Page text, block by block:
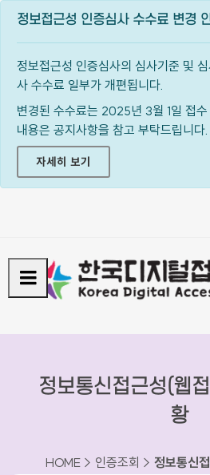
정보접근성 인증심사 수수료 변경
정보접근성 인증심사의 심사기준 및
사 수수료 일부가 개편됩니다.
변경된 수수료는 2025년 3월 1일 접
내용은 공지사항을 참고 부탁드립니다
자세히 보기
정보통신접근성(웹
황
HOME > 인증조회 > 정보통신